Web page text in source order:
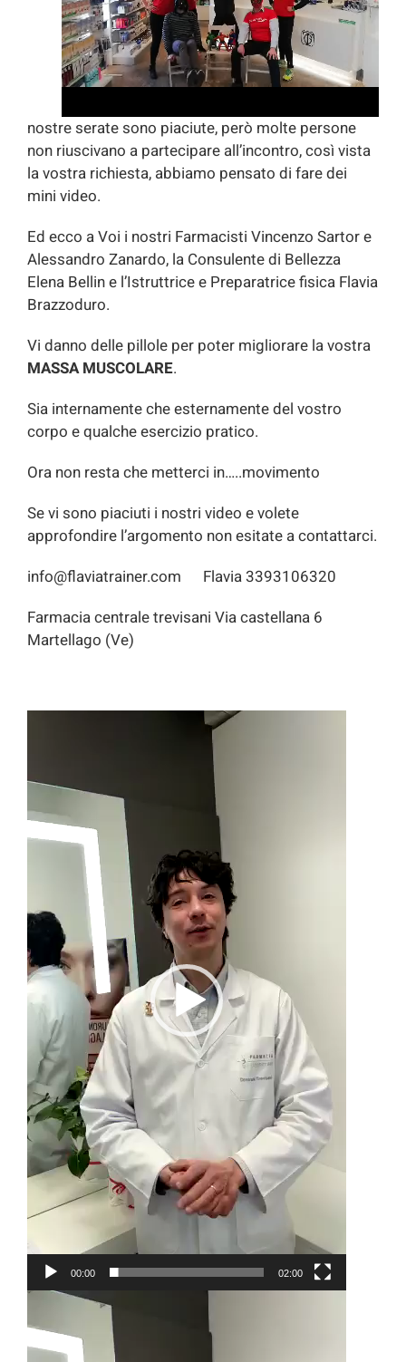
nostre serate sono piaciute, però molte persone
non riuscivano a partecipare all’incontro, così vista
la vostra richiesta, abbiamo pensato di fare dei
mini video.
Ed ecco a Voi i nostri Farmacisti Vincenzo Sartor e
Alessandro Zanardo, la Consulente di Bellezza
Elena Bellin e l’Istruttrice e Preparatrice fisica Flavia
Brazzoduro.
Vi danno delle pillole per poter migliorare la vostra
MASSA MUSCOLARE.
Sia internamente che esternamente del vostro
corpo e qualche esercizio pratico.
Ora non resta che metterci in…..movimento
Se vi sono piaciuti i nostri video e volete
approfondire l’argomento non esitate a contattarci.
info@flaviatrainer.com Flavia 3393106320
Farmacia centrale trevisani Via castellana 6
Martellago (Ve)
00:00 02:00
Video
Player